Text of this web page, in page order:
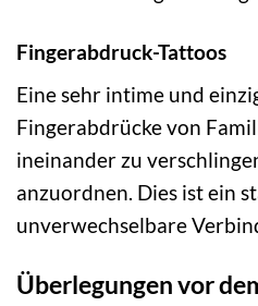
Fingerabdruck-Tattoos
Eine sehr intime und
Fingerabdrücke von
ineinander zu
anzuordnen. Dies ist ein
unverwechselbare
Überlegungen vor